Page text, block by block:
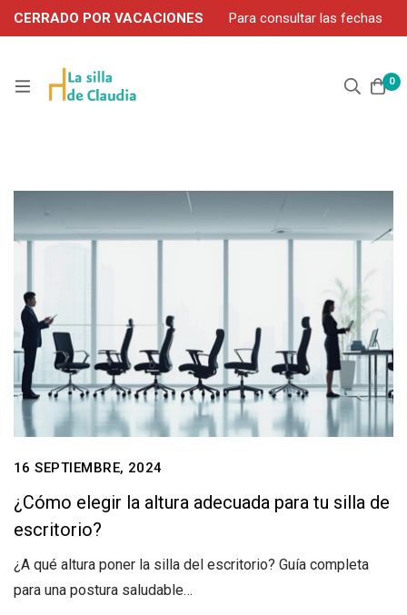
CERRADO POR VACACIONES
Para consultar las fechas
de servicio durante agosto, contacte por WhatsApp: 663 302
0
16 SEPTIEMBRE, 2024
¿Cómo elegir la altura adecuada para tu silla de
escritorio?
¿A qué altura poner la silla del escritorio? Guía completa
para una postura saludable…